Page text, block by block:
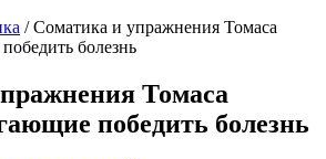
/ Соматика и упражнения Томаса
болезнь
Томаса
победить болезнь